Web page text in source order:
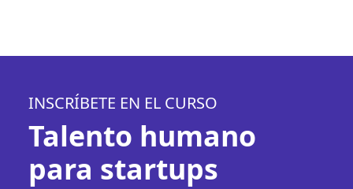
INSCRÍBETE EN EL CURSO
Talento humano
para startups